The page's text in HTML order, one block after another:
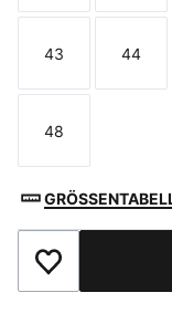
Größe
43
Größe
44
Größe
48
Zu Favoriten